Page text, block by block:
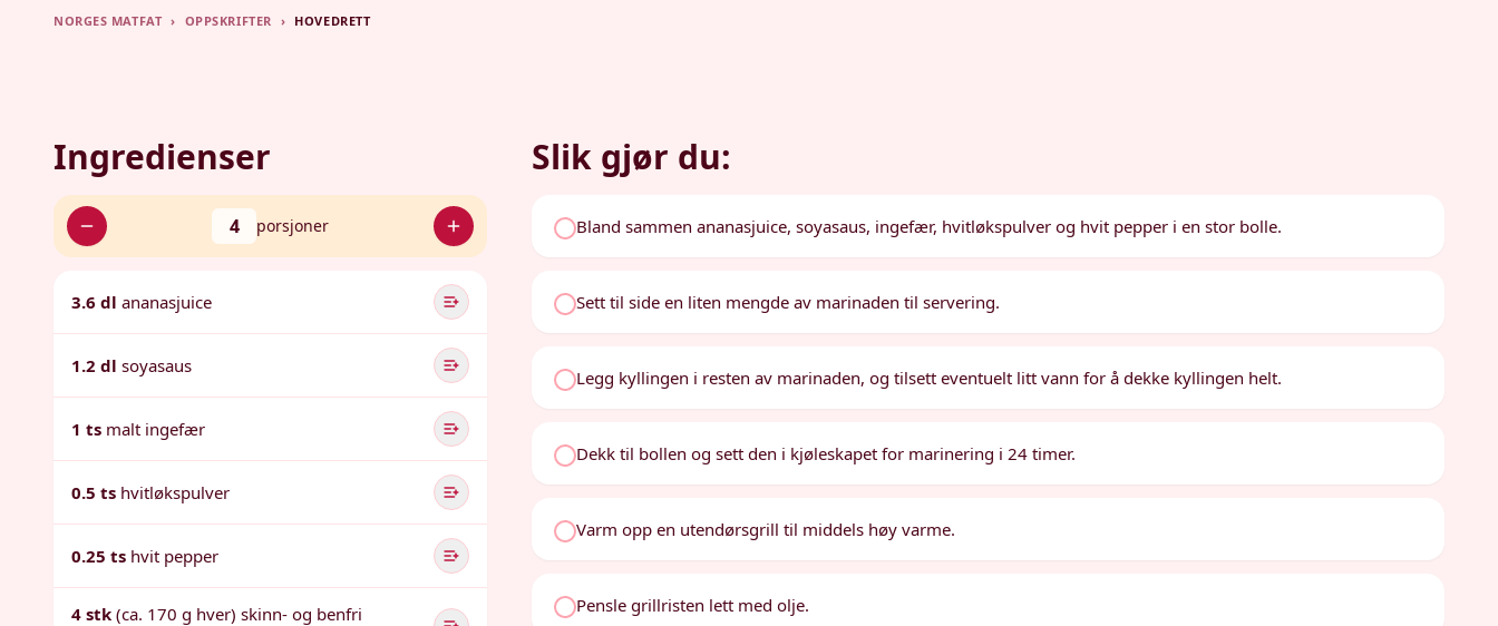
NORGES MATFAT › OPPSKRIFTER › HOVEDRETT
Ingredienser
4 porsjoner
3.6 dl ananasjuice
1.2 dl soyasaus
1 ts malt ingefær
0.5 ts hvitløkspulver
0.25 ts hvit pepper
4 stk (ca. 170 g hver) skinn- og benfri
Slik gjør du:
Bland sammen ananasjuice, soyasaus, ingefær, hvitløkspulver og hvit pepper i en stor bolle.
Sett til side en liten mengde av marinaden til servering.
Legg kyllingen i resten av marinaden, og tilsett eventuelt litt vann for å dekke kyllingen helt.
Dekk til bollen og sett den i kjøleskapet for marinering i 24 timer.
Varm opp en utendørsgrill til middels høy varme.
Pensle grillristen lett med olje.